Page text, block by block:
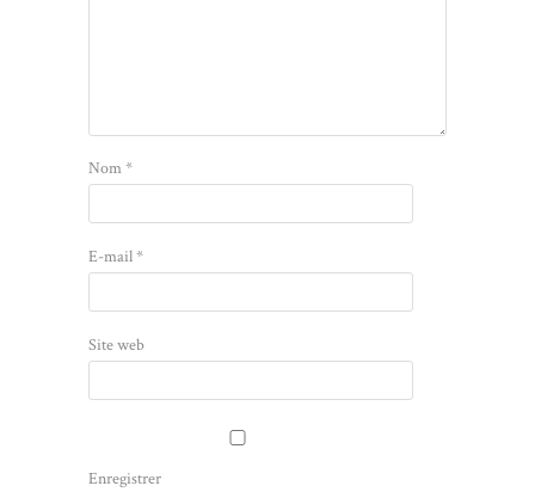
Nom*
E-mail*
Site web
Enregistrer